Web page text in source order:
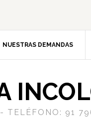
NUESTRAS DEMANDAS
TELÉFONO: 91